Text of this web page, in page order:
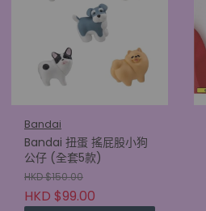
Bandai
Bandai 扭蛋 搖屁股小狗
公仔 (全套5款)
HKD $150.00
HKD $99.00